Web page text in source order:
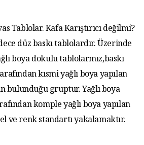
Tablolar. Kafa Karıştırıcı değilmi?
düz baskı tablolardır. Üzerinde
boya dokulu tablolarmız,baskı
kısmi yağlı boya yapılan
bulunduğu gruptur. Yağlı boya
komple yağlı boya yapılan
ve renk standartı yakalamaktır.